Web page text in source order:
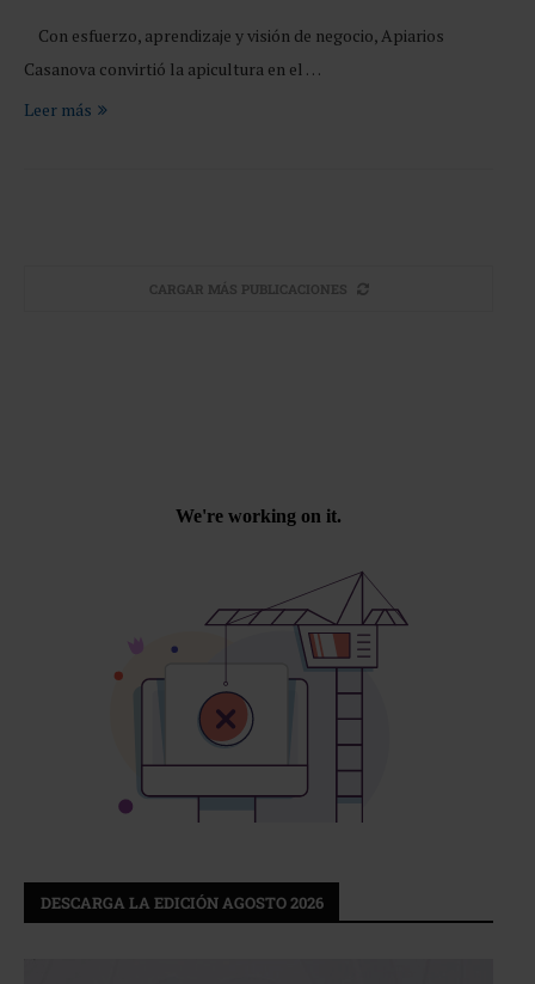
Con esfuerzo, aprendizaje y visión de negocio, Apiarios
Casanova convirtió la apicultura en el …
Leer más
CARGAR MÁS PUBLICACIONES
DESCARGA LA EDICIÓN AGOSTO 2026